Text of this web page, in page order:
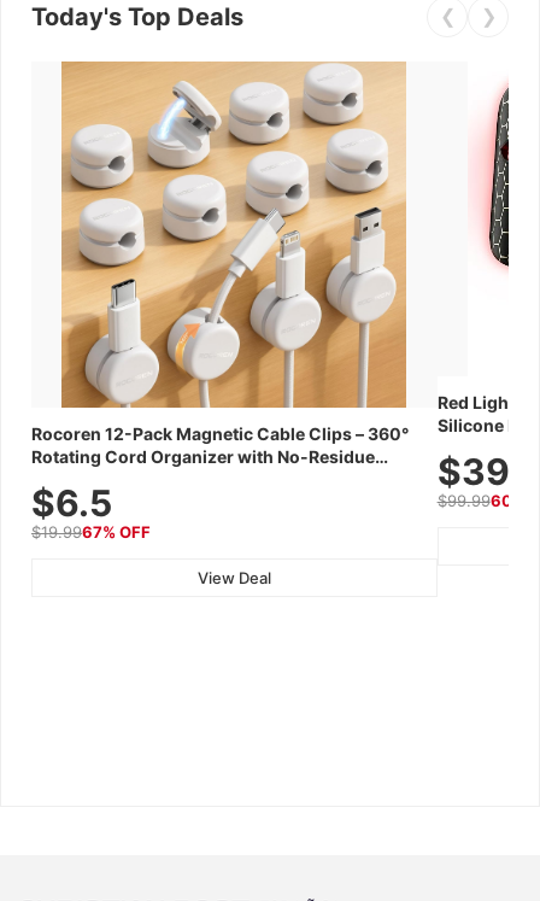
Today's Top Deals ❮ ❯
Rocoren 12-Pack Magnetic Cable Clips – 360°
Rotating Cord Organizer with No-Residue
Wall, Car & Office, White
$6.5
$19.9967% OFF
View Deal
Red Light
Silicone
$99.9960%